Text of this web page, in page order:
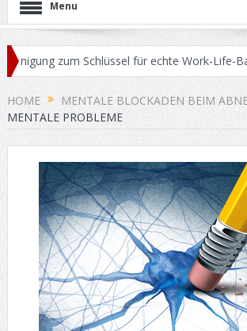
Menu
zum Schlüssel für echte Work-Life-
für Ihren Gebrauchtwagen erzielen
HOME
MENTALE BLOCKADEN BEIM
MENTALE PROBLEME